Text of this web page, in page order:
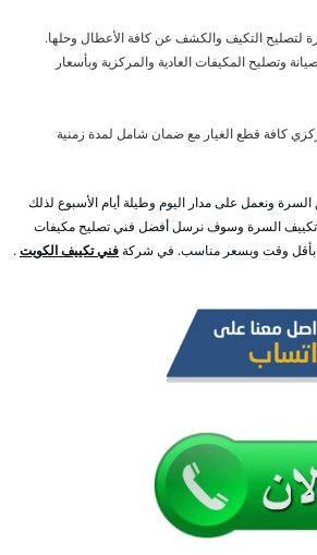
التكيف والكشف عن كافة الأعطال وحلها.
وتصليح المكيفات العادية والمركزية وبأسعار
كافة قطع الغيار مع ضمان شامل لمدة زمنية
ونعمل على مدار اليوم وطيلة أيام الأسبوع لذلك
تكييف السرة وسوف نرسل أفضل فني تصليح مكيفات
بأقل وقت وبسعر مناسب. في شركةفني تكييف الكويت.